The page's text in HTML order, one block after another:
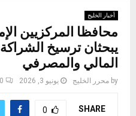
أخبار الخليج
محافظا المركزيين
يبحثان ترسيخ
المالي والمصرفي
by محرر الخليج يونيو 3, 2026 0
SHARE
0